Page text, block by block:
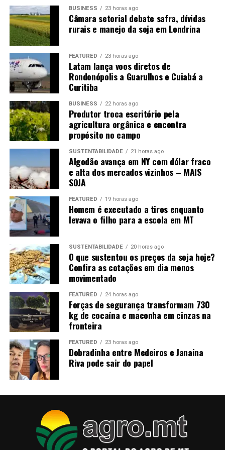
É o que também acontece na Fazenda Bueno. Além da
equipe fixa, trabalhadores vieram do Rio Grande do Sul,
Maranhão e até do Paraguai para atender as
necessidades da propriedade.
O agricultor Auri Antônio Ferreira Bueno conta ao
Canal Rural Mato Grosso que encontrar profissionais na
própria região nem sempre é possível.
vem colher para nós vem lá do Rio Grande do Sul. Dois
aqui são do Maranhão que tocam o armazém. Um outro
estava no Paraguai e veio morar para cá. Aqui é difícil
encontrar”.
Mesmo com esse reforço, a participação da família
continua sendo necessária nos períodos de colheita.“Na
colheita da soja eu também ajudo a colher. Hoje a mão de
obra não é fácil, então tem que ir se virando nós da
família mesmo”
+Confira todos os episódios da série Patrulheiro Agro
Clique aqui, entre em nosso canal no WhatsApp
do Canal Rural Mato Grosso e receba notícias em tempo
real.
O post Falta de mão de obra desafia o agro de Mato
Grosso apareceu primeiro em Canal Rural Mato Grosso.
BUSINESS 23 horas ago
Câmara setorial debate safra, dívidas
rurais e manejo da soja em Londrina
FEATURED 23 horas ago
Latam lança voos diretos de
Rondonópolis a Guarulhos e Cuiabá a
Curitiba
BUSINESS 22 horas ago
Produtor troca escritório pela
agricultura orgânica e encontra
propósito no campo
SUSTENTABILIDADE 21 horas ago
Algodão avança em NY com dólar fraco
e alta dos mercados vizinhos – MAIS
SOJA
FEATURED 19 horas ago
Homem é executado a tiros enquanto
levava o filho para a escola em MT
SUSTENTABILIDADE 20 horas ago
O que sustentou os preços da soja hoje?
Confira as cotações em dia menos
movimentado
FEATURED 24 horas ago
Forças de segurança transformam 730
kg de cocaína e maconha em cinzas na
fronteira
FEATURED 23 horas ago
Dobradinha entre Medeiros e Janaina
Riva pode sair do papel